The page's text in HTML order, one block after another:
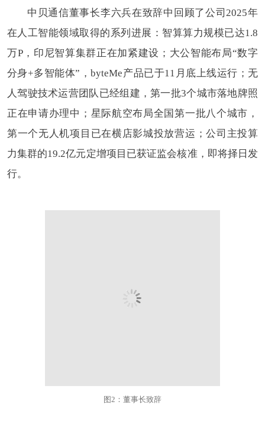
中贝通信董事长李六兵在致辞中回顾了公司2025年
在人工智能领域取得的系列进展：智算算力规模已达1.8
万P，印尼智算集群正在加紧建设；大公智能布局“数字
分身+多智能体”，byteMe产品已于11月底上线运行；无
人驾驶技术运营团队已经组建，第一批3个城市落地牌照
正在申请办理中；星际航空布局全国第一批八个城市，
第一个无人机项目已在横店影城投放营运；公司主投算
力集群的19.2亿元定增项目已获证监会核准，即将择日发
行。
图2：董事长致辞